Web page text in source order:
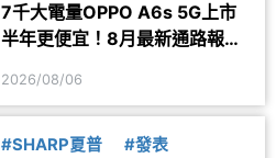
7千大電量OPPO A6s 5G上市
半年更便宜！8月最新通路報價
2026/08/06
#SHARP夏普 #發表